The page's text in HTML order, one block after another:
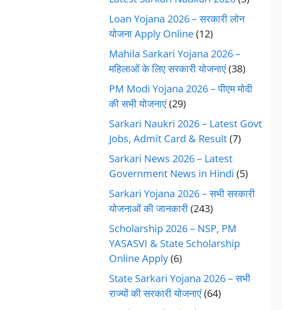
Loan Yojana 2026 – सरकारी लोन
योजना Apply Online(12)
Mahila Sarkari Yojana 2026 –
महिलाओं के लिए सरकारी योजनाएं(38)
PM Modi Yojana 2026 – पीएम मोदी
की सभी योजनाएं(29)
Sarkari Naukri 2026 – Latest Govt
Jobs, Admit Card & Result(7)
Sarkari News 2026 – Latest
Government News in Hindi (5)
Sarkari Yojana 2026 – सभी सरकारी
योजनाओं की जानकारी(243)
Scholarship 2026 – NSP, PM
YASASVI & State Scholarship
Online Apply(6)
State Sarkari Yojana 2026 – सभी
राज्यों की सरकारी योजनाएं(64)